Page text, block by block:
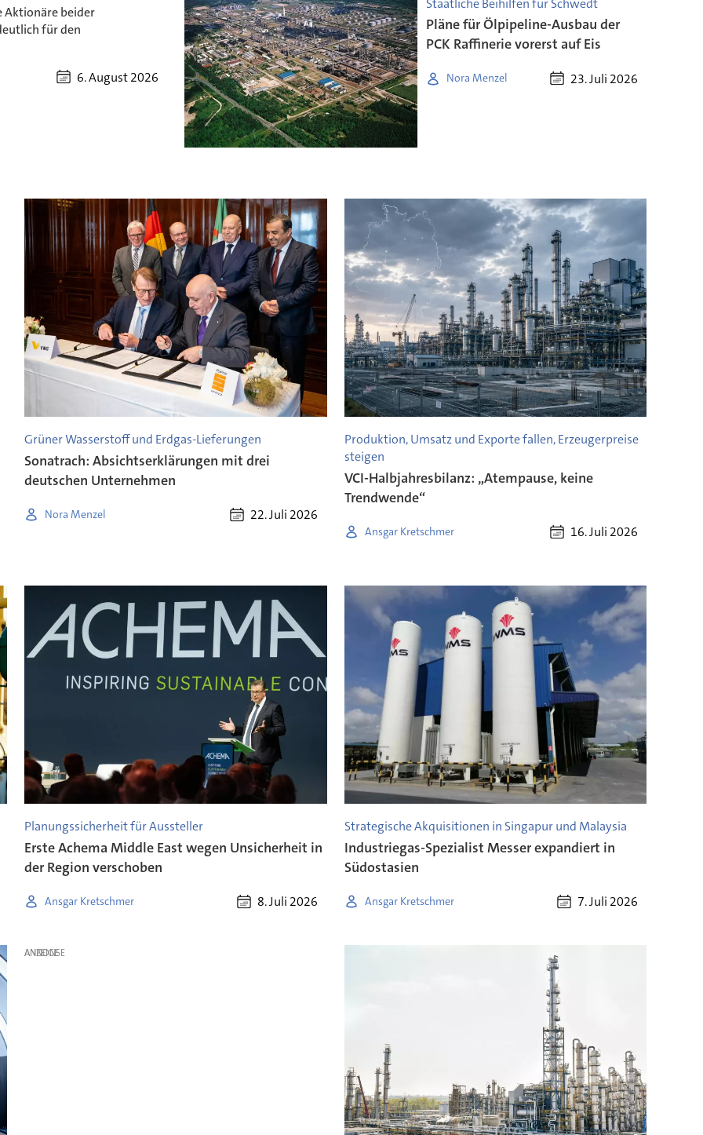
Aktionäre beider
für den
6. August 2026
Staatliche Beihilfen für Schwedt
Pläne für Ölpipeline-Ausbau der
PCK Raffinerie vorerst auf Eis
Nora Menzel 23. Juli 2026
Grüner Wasserstoff und Erdgas-Lieferungen
Sonatrach: Absichtserklärungen mit drei
deutschen Unternehmen
Nora Menzel 22. Juli 2026
Produktion, Umsatz und Exporte fallen, Erzeugerpreise
steigen
VCI-Halbjahresbilanz: „Atempause, keine
Trendwende“
Ansgar Kretschmer 16. Juli 2026
Planungssicherheit für Aussteller
Erste Achema Middle East wegen Unsicherheit in
der Region verschoben
Ansgar Kretschmer 8. Juli 2026
Strategische Akquisitionen in Singapur und Malaysia
Industriegas-Spezialist Messer expandiert in
Südostasien
Ansgar Kretschmer 7. Juli 2026
ANZEIGE